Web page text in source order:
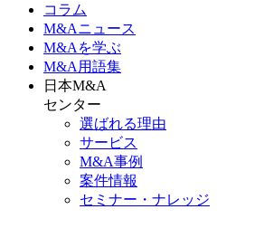
コラム
M&Aニュース
M&Aを学ぶ
M&A 用語集
日本M&A
センター
選ばれる理由
サービス
M&A事例
案件情報
セミナー・ナレッジ